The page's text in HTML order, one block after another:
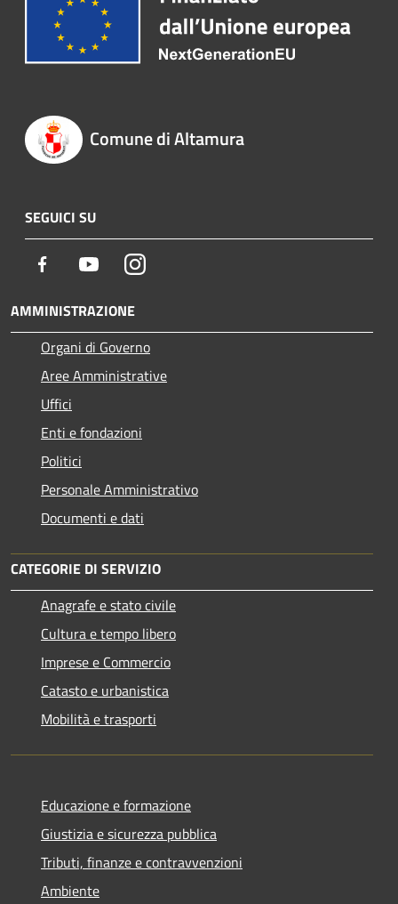
Comune di Altamura
SEGUICI SU
Facebook YoutubeInstagram
AMMINISTRAZIONE
Organi di Governo
Aree Amministrative
Uffici
Enti e fondazioni
Politici
Personale Amministrativo
Documenti e dati
CATEGORIE DI SERVIZIO
Anagrafe e stato civile
Cultura e tempo libero
Imprese e Commercio
Catasto e urbanistica
Mobilità e trasporti
Educazione e formazione
Giustizia e sicurezza pubblica
Tributi, finanze e contravvenzioni
Ambiente